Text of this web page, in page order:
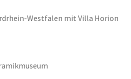
Westfalen mit Villa Horion